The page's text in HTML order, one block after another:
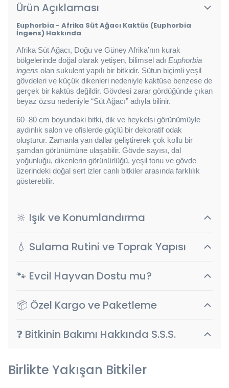
Ürün Açıklaması
Euphorbia - Afrika Süt Ağacı Kaktüs (Euphorbia
İngens) Hakkında
Afrika Süt Ağacı, Doğu ve Güney Afrika’nın kurak
bölgelerinde doğal olarak yetişen, bilimsel adı Euphorbia
ingens olan sukulent yapılı bir bitkidir. Sütun biçimli yeşil
gövdeleri ve küçük dikenleri nedeniyle kaktüse benzese de
gerçek bir kaktüs değildir. Gövdesi zarar gördüğünde çıkan
beyaz özsu nedeniyle “Süt Ağacı” adıyla bilinir.
60–80 cm boyundaki bitki, dik ve heykelsi görünümüyle
aydınlık salon ve ofislerde güçlü bir dekoratif odak
oluşturur. Zamanla yan dallar geliştirerek çok kollu bir
şamdan görünümüne ulaşabilir. Gövde sayısı, dal
yoğunluğu, dikenlerin görünürlüğü, yeşil tonu ve gövde
üzerindeki doğal sert izler canlı bitkiler arasında farklılık
gösterebilir.
🔆 Işık ve Konumlandırma
💧 Sulama Rutini ve Toprak Yapısı
🐾 Evcil Hayvan Dostu mu?
📦 Özel Kargo ve Paketleme
❓ Bitkinin Bakımı Hakkında S.S.S.
Birlikte Yakışan Bitkiler